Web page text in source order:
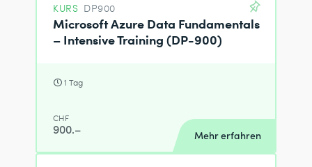
KURS DP900
Microsoft Azure Data Fundamentals
– Intensive Training (DP-900)
1 Tag
CHF
900.– Mehr erfahren